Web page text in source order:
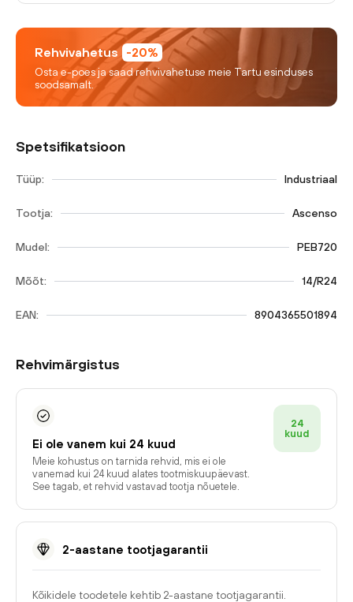
Rehvivahetus -20%
Osta e-poes ja saad rehvivahetuse meie Tartu esinduses
soodsamalt.
Spetsifikatsioon
Tüüp: Industriaal
Tootja: Ascenso
Mudel: PEB720
Mõõt: 14/R24
EAN: 8904365501894
Rehvimärgistus
Ei ole vanem kui 24 kuud
Meie kohustus on tarnida rehvid, mis ei ole
vanemad kui 24 kuud alates tootmiskuupäevast.
See tagab, et rehvid vastavad tootja nõuetele.
24
kuud
2-aastane tootjagarantii
Kõikidele toodetele kehtib 2-aastane tootjagarantii.